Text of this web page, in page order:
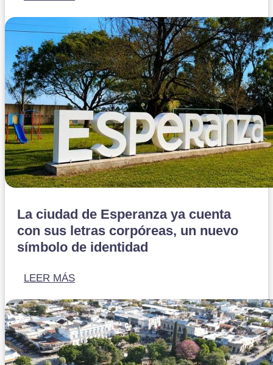
La ciudad de Esperanza ya cuenta
con sus letras corpóreas, un nuevo
símbolo de identidad
LEER MÁS